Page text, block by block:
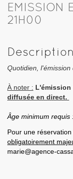
EMISSION
21H00
Description
Quotidien, l'émission
À noter : L'émission
diffusée en direct.
Âge minimum requis
Pour une
obligatoirement
marie@agence-